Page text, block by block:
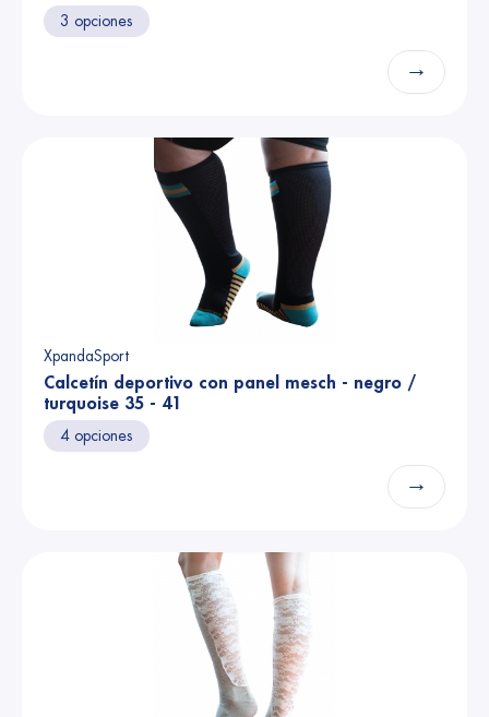
3 opciones
→
XpandaSport
Calcetín deportivo con panel mesch - negro /
turquoise 35 - 41
4 opciones
→